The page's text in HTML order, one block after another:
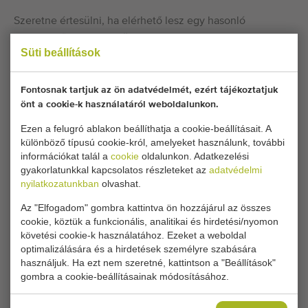
Süti beállítások
Fontosnak tartjuk az ön adatvédelmét, ezért tájékoztatjuk
önt a cookie-k használatáról weboldalunkon.
Ezen a felugró ablakon beállíthatja a cookie-beállításait. A
különböző típusú cookie-król, amelyeket használunk, további
információkat talál a cookie oldalunkon. Adatkezelési
gyakorlatunkkal kapcsolatos részleteket az adatvédelmi
nyilatkozatunkban olvashat.
Az "Elfogadom" gombra kattintva ön hozzájárul az összes
cookie, köztük a funkcionális, analitikai és hirdetési/nyomon
követési cookie-k használatához. Ezeket a weboldal
optimalizálására és a hirdetések személyre szabására
használjuk. Ha ezt nem szeretné, kattintson a "Beállítások"
gombra a cookie-beállításainak módosításához.
Szeretne értesülni, ha elérhető lesz egy hasonló
Állítsa be cookie-beállításait a hozzáféréshez.
COOKIE-BEÁLLÍTÁSOK MÓDOSÍTÁSA
Típus
Permetező kocsik,Szórórudak
Márka
Empas spraying equipment
Termékcsoport
Növényvédelem gépei